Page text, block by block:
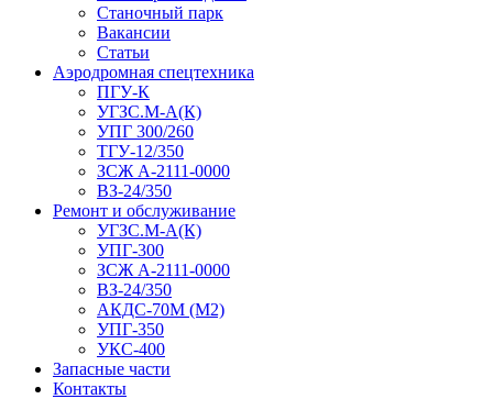
Станочный парк
Вакансии
Статьи
Аэродромная спецтехника
ПГУ-К
УГЗС.М-А(К)
УПГ 300/260
ТГУ-12/350
ЗСЖ А-2111-0000
ВЗ-24/350
Ремонт и обслуживание
УГЗС.М-А(К)
УПГ-300
ЗСЖ А-2111-0000
ВЗ-24/350
АКДС-70М (М2)
УПГ-350
УКС-400
Запасные части
Контакты